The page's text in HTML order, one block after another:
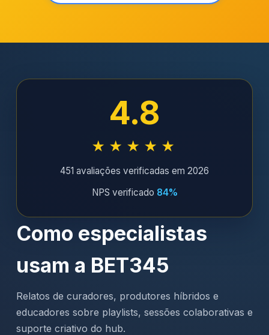
4.8
★★★★★
451 avaliações verificadas em 2026
NPS verificado 84%
Como especialistas
usam a BET345
Relatos de curadores, produtores híbridos e
educadores sobre playlists, sessões colaborativas e
suporte criativo do hub.